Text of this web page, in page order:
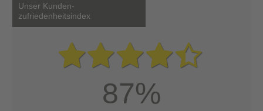
Unser Kunden-
zufriedenheitsindex
87%